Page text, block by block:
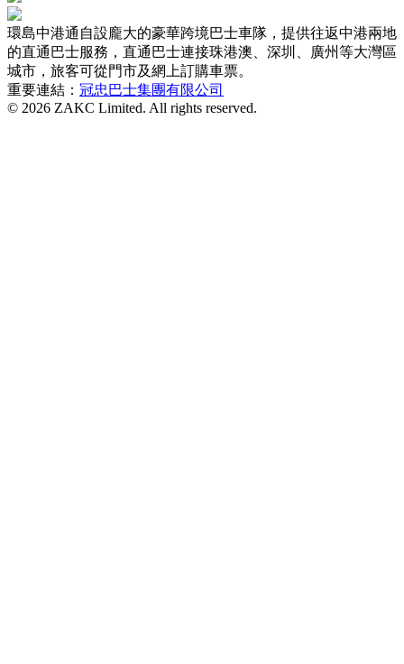
環島中港通自設龐大的豪華跨境巴士車隊，提供往返中港兩地
的直通巴士服務，直通巴士連接珠港澳、深圳、廣州等大灣區
城市，旅客可從門市及網上訂購車票。
重要連結： 冠忠巴士集團有限公司
© 2026 ZAKC Limited. All rights reserved.